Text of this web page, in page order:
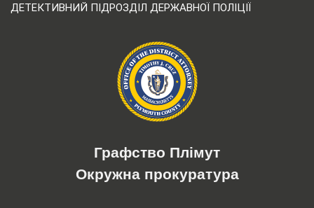
ДЕТЕКТИВНИЙ ПІДРОЗДІЛ ДЕРЖАВНОЇ ПОЛІЦІЇ
Графство Плімут
Окружна прокуратура